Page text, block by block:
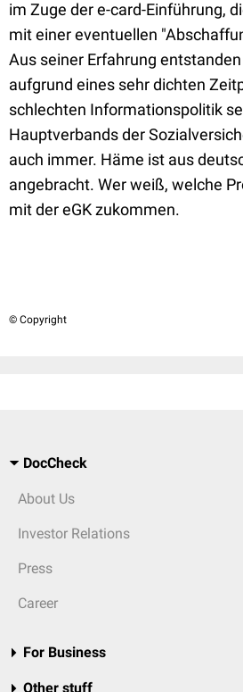
im Zuge der e-card-Einführung,
mit einer eventuellen
Aus seiner Erfahrung
aufgrund eines sehr dichten
schlechten Informationspolitik
Hauptverbands der
auch immer. Häme ist aus
angebracht. Wer weiß, welche
mit der eGK zukommen.
© Copyright
DocCheck
About Us
Investor Relations
Press
Career
For Business
Other stuff